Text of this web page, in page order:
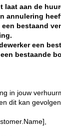
laat aan de
annulering
bestaand
een
bestaande
in jouw
dit kan